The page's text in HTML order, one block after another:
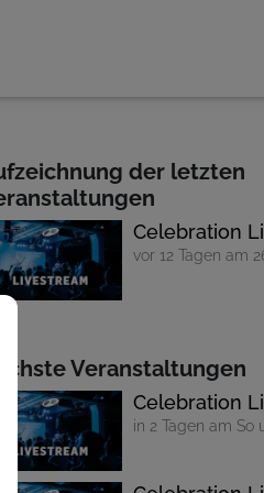
der letzten
Celebration
vor 12 Tagen am
Veranstaltungen
Celebration
in 2 Tagen am So